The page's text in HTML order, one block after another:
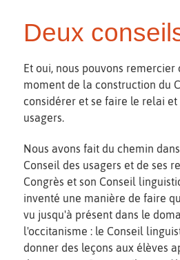
Deux
Et oui, nous pouvons remercier
moment de la construction du
considérer et se faire le relai
usagers.
Nous avons fait du chemin
Conseil des usagers et de ses
Congrès et son Conseil
inventé une manière de faire
vu jusqu'à présent dans le
l'occitanisme : le Conseil
donner des leçons aux élèves